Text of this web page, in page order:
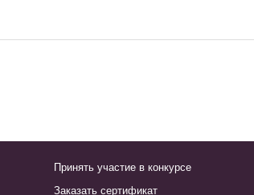
Принять участие в конкурсе
Заказать сертификат